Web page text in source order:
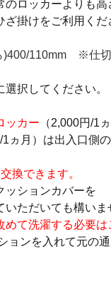
ロッカーよりも高
掛けをご利用くだ
110mm　※仕切
択してください。
ッカー （2,000円/1
月）は出入口側の
換できます。
ッションカバーを
ただいても構いま
て洗濯する必要は
ョンを入れて元の通